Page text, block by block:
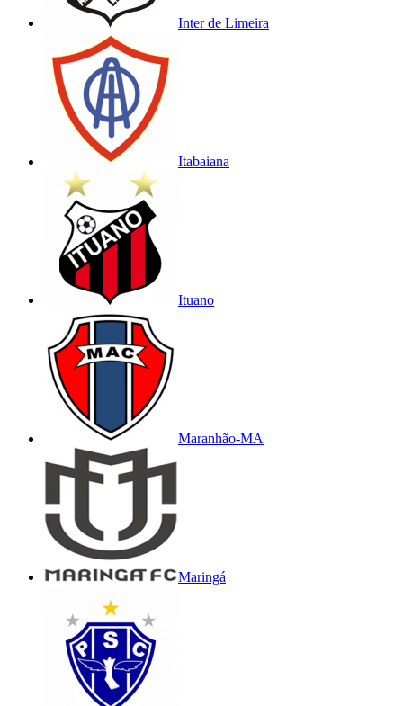
Inter de Limeira
Itabaiana
Ituano
Maranhão-MA
Maringá